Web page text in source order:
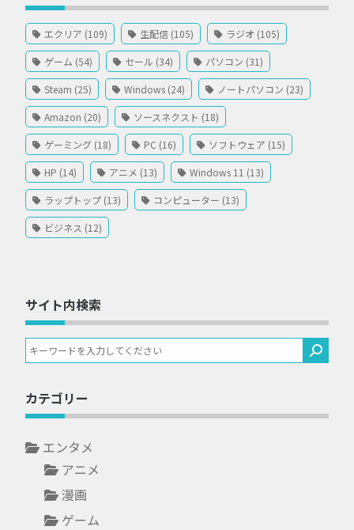
エクリア (109) 生配信 (105) ラジオ (105)
ゲーム (54) セール (34) パソコン (31)
Steam (25) Windows (24) ノートパソコン (23)
Amazon (20) ソースネクスト (18)
ゲーミング (18) PC (16) ソフトウェア (15)
HP (14) アニメ (13) Windows 11 (13)
ラップトップ (13) コンピューター (13)
ビジネス (12)
サイト内検索
カテゴリー
エンタメ
アニメ
漫画
ゲーム